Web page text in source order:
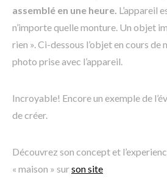
assemblé en une heure. L’appareil
n’importe quelle monture. Un objet
rien ». Ci-dessous l’objet en cours de
photo prise avec l’appareil.
Incroyable! Encore un exemple de
de créer.
Découvrez son concept et
« maison » surson site